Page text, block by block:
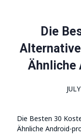
Die
Ähnliche
Die Besten 30
Ähnliche Android-